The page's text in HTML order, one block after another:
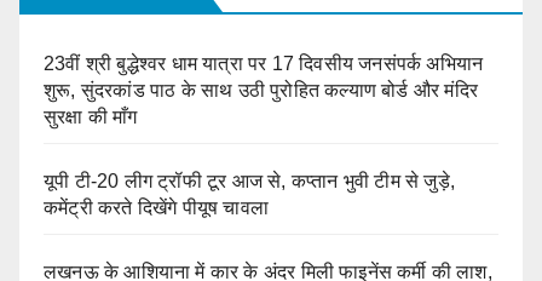
23वीं श्री बुद्धेश्वर धाम यात्रा पर 17 दिवसीय जनसंपर्क अभियान
शुरू, सुंदरकांड पाठ के साथ उठी पुरोहित कल्याण बोर्ड और मंदिर
सुरक्षा की माँग
यूपी टी-20 लीग ट्रॉफी टूर आज से, कप्तान भुवी टीम से जुड़े,
कमेंट्री करते दिखेंगे पीयूष चावला
लखनऊ के आशियाना में कार के अंदर मिली फाइनेंस कर्मी की लाश,